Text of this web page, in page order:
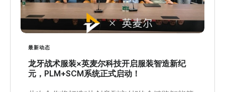
最新动态
龙牙战术服装×英麦尔科技开启服装智造新纪
元，PLM+SCM系统正式启动！